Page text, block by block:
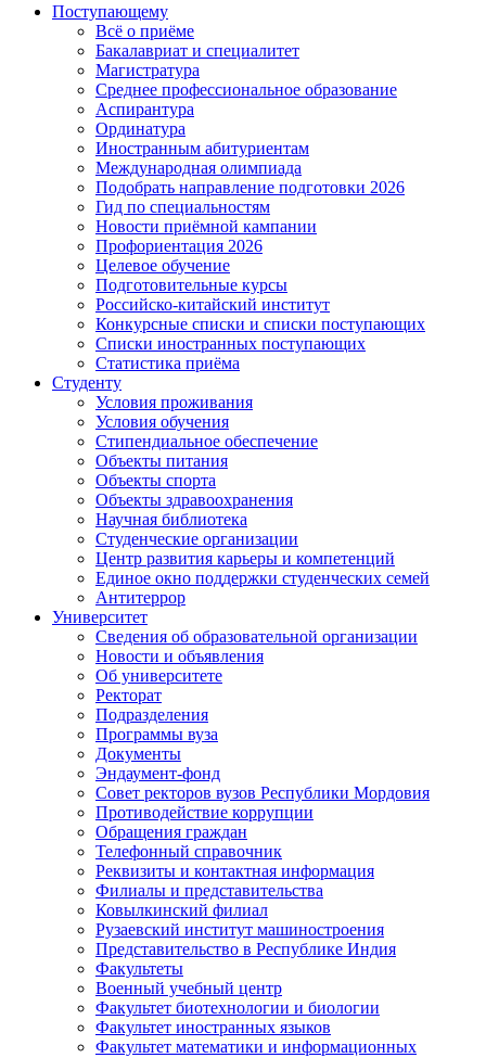
Поступающему
Всё о приёме
Бакалавриат и специалитет
Магистратура
Среднее профессиональное образование
Аспирантура
Ординатура
Иностранным абитуриентам
Международная олимпиада
Подобрать направление подготовки 2026
Гид по специальностям
Новости приёмной кампании
Профориентация 2026
Целевое обучение
Подготовительные курсы
Российско-китайский институт
Конкурсные списки и списки поступающих
Списки иностранных поступающих
Статистика приёма
Студенту
Условия проживания
Условия обучения
Стипендиальное обеспечение
Объекты питания
Объекты спорта
Объекты здравоохранения
Научная библиотека
Студенческие организации
Центр развития карьеры и компетенций
Единое окно поддержки студенческих семей
Антитеррор
Университет
Сведения об образовательной организации
Новости и объявления
Об университете
Ректорат
Подразделения
Программы вуза
Документы
Эндаумент-фонд
Совет ректоров вузов Республики Мордовия
Противодействие коррупции
Обращения граждан
Телефонный справочник
Реквизиты и контактная информация
Филиалы и представительства
Ковылкинский филиал
Рузаевский институт машиностроения
Представительство в Республике Индия
Факультеты
Военный учебный центр
Факультет биотехнологии и биологии
Факультет иностранных языков
Факультет математики и информационных